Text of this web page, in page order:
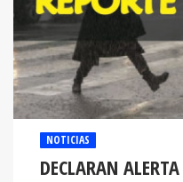
NOTICIAS
DECLARAN
DEPARTAMENTOS